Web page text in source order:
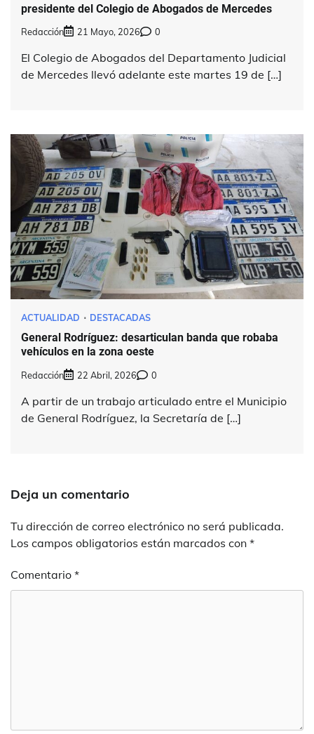
presidente del Colegio de Abogados de Mercedes
Redacción 21 Mayo, 2026 0
El Colegio de Abogados del Departamento Judicial
de Mercedes llevó adelante este martes 19 de […]
ACTUALIDAD DESTACADAS
General Rodríguez: desarticulan banda que robaba
vehículos en la zona oeste
Redacción 22 Abril, 2026 0
A partir de un trabajo articulado entre el Municipio
de General Rodríguez, la Secretaría de […]
Deja un comentario
Tu dirección de correo electrónico no será publicada.
Los campos obligatorios están marcados con *
Comentario *